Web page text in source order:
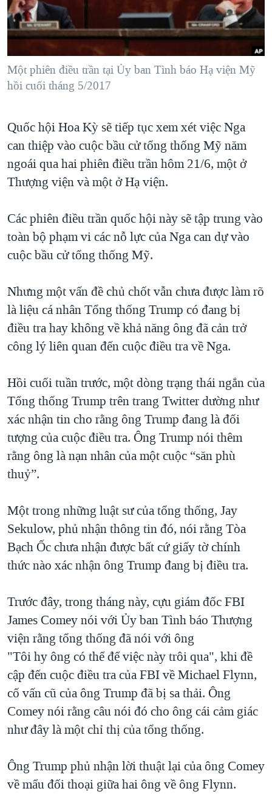
"Tìm"NGƯỜI VIỆT HẢI NGOẠI
ĐỜI SỐNG
KINH TẾ
KHOA HỌC
VĂN HOÁ
THỂ THAO
GIÁO DỤC
TẠI
HÀNH TRÌNH BẦU CỬ 2024
MỘT NĂM CHIẾN TRANH TẠI DẢI GAZA
GIẢI MÃ VÀNH ĐAI & CON ĐƯỜNG
NGÀY TỊ NẠN THẾ GIỚI
GROUND ZERO – XƯA VÀ NAY
CHI PHÍ CHIẾN TRANH AFGHANISTAN
CÁC GIÁ TRỊ CỘNG HÒA Ở VIỆT NAM
TRỊNH VĨNH BÌNH VS. CHÍNH PHỦ VIỆT NAM
NGƯ DÂN VIỆT VÀ LÀN SÓNG TRỘM HẢI SÂM
QUAN HỆ VIỆT MỸ
VIDEO
NGHE
MẠNG XÃ HỘI
Ngôn ngữ khác
Một phiên điều trần tại Ủy ban Tình báo Hạ viện Mỹ
hồi cuối tháng 5/2017
Quốc hội Hoa Kỳ sẽ tiếp tục xem xét việc Nga
can thiệp vào cuộc bầu cử tổng thống Mỹ năm
ngoái qua hai phiên điều trần hôm 21/6, một ở
Thượng viện và một ở Hạ viện.
Các phiên điều trần quốc hội này sẽ tập trung vào
toàn bộ phạm vi các nỗ lực của Nga can dự vào
cuộc bầu cử tổng thống Mỹ.
Nhưng một vấn đề chủ chốt vẫn chưa được làm rõ
là liệu cá nhân Tổng thống Trump có đang bị
điều tra hay không về khả năng ông đã cản trở
công lý liên quan đến cuộc điều tra về Nga.
Hồi cuối tuần trước, một dòng trạng thái ngắn của
Tổng thống Trump trên trang Twitter dường như
xác nhận tin cho rằng ông Trump đang là đối
tượng của cuộc điều tra. Ông Trump nói thêm
rằng ông là nạn nhân của một cuộc “săn phù
thuỷ”.
Một trong những luật sư của tổng thống, Jay
Sekulow, phủ nhận thông tin đó, nói rằng Tòa
Bạch Ốc chưa nhận được bất cứ giấy tờ chính
thức nào xác nhận ông Trump đang bị điều tra.
Trước đây, trong tháng này, cựu giám đốc FBI
James Comey nói với Ủy ban Tình báo Thượng
viện rằng tổng thống đã nói với ông
"Tôi hy ông có thể để việc này trôi qua", khi đề
cập đến cuộc điều tra của FBI về Michael Flynn,
cố vấn cũ của ông Trump đã bị sa thải. Ông
Comey nói rằng câu nói đó cho ông cái cảm giác
như đây là một chỉ thị của tổng thống.
Ông Trump phủ nhận lời thuật lại của ông Comey
về mẩu đối thoại giữa hai ông về ông Flynn.